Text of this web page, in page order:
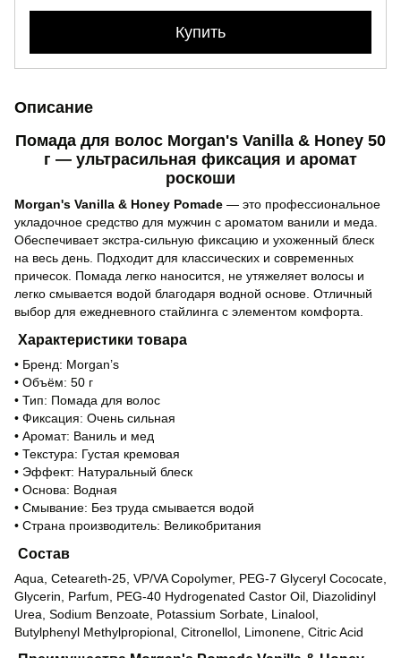
Купить
Описание
Помада для волос Morgan's Vanilla & Honey 50
г — ультрасильная фиксация и аромат
роскоши
Morgan's Vanilla & Honey Pomade — это профессиональное
укладочное средство для мужчин с ароматом ванили и меда.
Обеспечивает экстра-сильную фиксацию и ухоженный блеск
на весь день. Подходит для классических и современных
причесок. Помада легко наносится, не утяжеляет волосы и
легко смывается водой благодаря водной основе. Отличный
выбор для ежедневного стайлинга с элементом комфорта.
Характеристики товара
• Бренд: Morgan’s
• Объём: 50 г
• Тип: Помада для волос
• Фиксация: Очень сильная
• Аромат: Ваниль и мед
• Текстура: Густая кремовая
• Эффект: Натуральный блеск
• Основа: Водная
• Смывание: Без труда смывается водой
• Страна производитель: Великобритания
Состав
Aqua, Ceteareth-25, VP/VA Copolymer, PEG-7 Glyceryl Cococate,
Glycerin, Parfum, PEG-40 Hydrogenated Castor Oil, Diazolidinyl
Urea, Sodium Benzoate, Potassium Sorbate, Linalool,
Butylphenyl Methylpropional, Citronellol, Limonene, Citric Acid